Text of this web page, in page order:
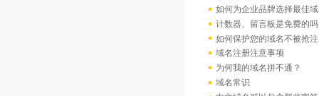
如何为企业品牌选择最佳
计数器、留言板是免费的
如何保护您的域名不被抢注
域名注册注意事项
为何我的域名拼不通？
域名常识